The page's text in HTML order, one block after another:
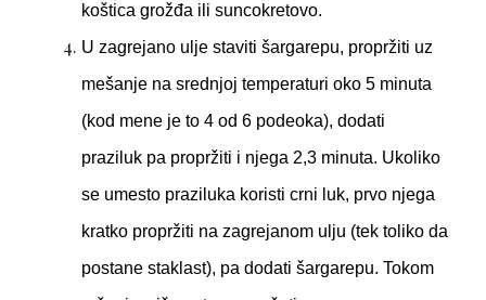
koštica grožđa ili suncokretovo.
U zagrejano ulje staviti šargarepu, propržiti uz
mešanje na srednjoj temperaturi oko 5 minuta
(kod mene je to 4 od 6 podeoka), dodati
praziluk pa propržiti i njega 2,3 minuta. Ukoliko
se umesto praziluka koristi crni luk, prvo njega
kratko propržiti na zagrejanom ulju (tek toliko da
postane staklast), pa dodati šargarepu. Tokom